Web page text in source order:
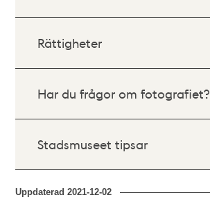
Rättigheter
Har du frågor om fotografiet?
Stadsmuseet tipsar
Uppdaterad2021-12-02